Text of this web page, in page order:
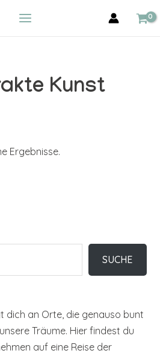
MAIN
Kunst
Ergebnisse.
SUCHE
dich an Orte, die genauso bunt
Träume. Hier findest du
auf eine Reise der